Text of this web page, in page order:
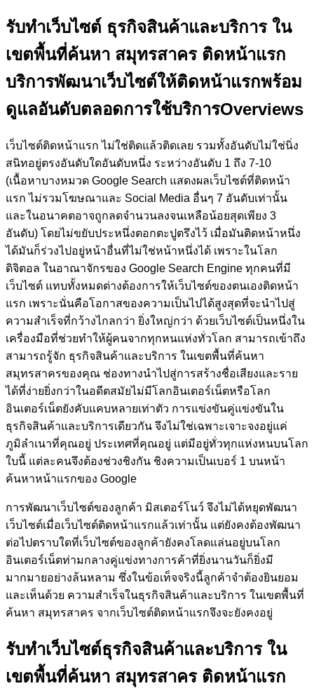
รับทำเว็บไซต์ ธุรกิจสินค้าและบริการ ใน
เขตพื้นที่ค้นหา สมุทรสาคร ติดหน้าแรก
บริการพัฒนาเว็บไซต์ให้ติดหน้าแรกพร้อม
ดูแลอันดับตลอดการใช้บริการOverviews
เว็บไซต์ติดหน้าแรก ไม่ใช่ติดแล้วติดเลย รวมทั้งอันดับไม่ใช่นิ่ง
สนิทอยู่ตรงอันดับใดอันดับหนึ่ง ระหว่างอันดับ 1 ถึง 7-10
(เนื้อหาบางหมวด Google Search แสดงผลเว็บไซต์ที่ติดหน้า
แรก ไม่รวมโฆษณาและ Social Media อื่นๆ 7 อันดับเท่านั้น
และในอนาคตอาจถูกลดจำนวนลงจนเหลือน้อยสุดเพียง 3
อันดับ) โดยไม่ขยับประหนึ่งตอกตะปูตรึงไว้ เมื่อมันติดหน้าหนึ่ง
ได้มันก็ร่วงไปอยู่หน้าอื่นที่ไม่ใช่หน้าหนึ่งได้ เพราะในโลก
ดิจิตอล ในอาณาจักรของ Google Search Engine ทุกคนที่มี
เว็บไซต์ แทบทั้งหมดต่างต้องการให้เว็บไซต์ของตนเองติดหน้า
แรก เพราะนั่นคือโอกาสของความเป็นไปได้สูงสุดที่จะนำไปสู่
ความสำเร็จที่กว้างไกลกว่า ยิ่งใหญ่กว่า ด้วยเว็บไซต์เป็นหนึ่งใน
เครื่องมือที่ช่วยทำให้ผู้คนจากทุกหนแห่งทั่วโลก สามารถเข้าถึง
สามารถรู้จัก ธุรกิจสินค้าและบริการ ในเขตพื้นที่ค้นหา
สมุทรสาครของคุณ ช่องทางนำไปสู่การสร้างชื่อเสียงและราย
ได้ที่ง่ายยิ่งกว่าในอดีตสมัยไม่มีโลกอินเตอร์เน็ตหรือโลก
อินเตอร์เน็ตยังคับแคบหลายเท่าตัว การแข่งขันคู่แข่งขันใน
ธุรกิจสินค้าและบริการเดียวกัน จึงไม่ใช่เฉพาะเจาะจงอยู่แค่
ภูมิลำเนาที่คุณอยู่ ประเทศที่คุณอยู่ แต่มีอยู่ทั่วทุกแห่งหนบนโลก
ใบนี้ แต่ละคนจึงต้องช่วงชิงกัน ชิงความเป็นเบอร์ 1 บนหน้า
ค้นหาหน้าแรกของ Google
การพัฒนาเว็บไซต์ของลูกค้า มิสเตอร์โนว์ จึงไม่ได้หยุดพัฒนา
เว็บไซต์เมื่อเว็บไซต์ติดหน้าแรกแล้วเท่านั้น แต่ยังคงต้องพัฒนา
ต่อไปตราบใดที่เว็บไซต์ของลูกค้ายังคงโลดแล่นอยู่บนโลก
อินเตอร์เน็ตท่ามกลางคู่แข่งทางการค้าที่ยิ่งนานวันก็ยิ่งมี
มากมายอย่างล้นหลาม ซึ่งในข้อเท็จจริงนี้ลูกค้าจำต้องยินยอม
และเห็นด้วย ความสำเร็จในธุรกิจสินค้าและบริการ ในเขตพื้นที่
ค้นหา สมุทรสาคร จากเว็บไซต์ติดหน้าแรกจึงจะยังคงอยู่
รับทำเว็บไซต์ธุรกิจสินค้าและบริการ ใน
เขตพื้นที่ค้นหา สมุทรสาคร ติดหน้าแรก